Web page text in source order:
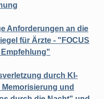
Anforderungen an die
für Ärzte - "FOCUS
durch KI-
und